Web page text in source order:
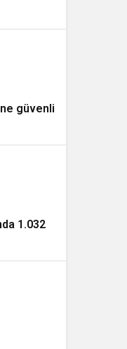
güvenli
1.032